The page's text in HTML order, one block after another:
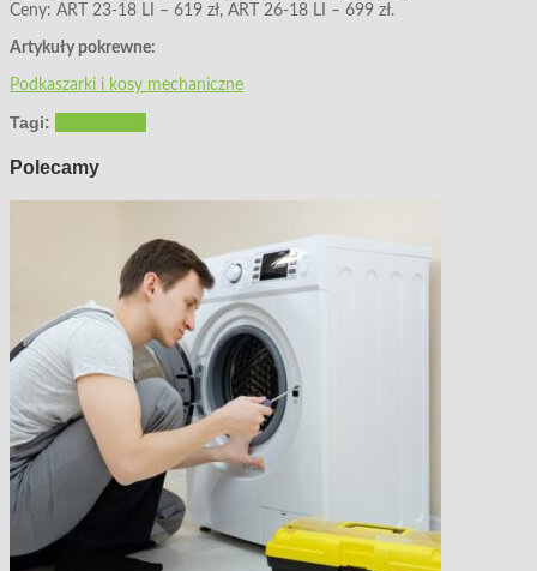
Ceny: ART 23-18 LI – 619 zł, ART 26-18 LI – 699 zł.
Artykuły pokrewne:
Podkaszarki i kosy mechaniczne
Tagi:
Polecamy